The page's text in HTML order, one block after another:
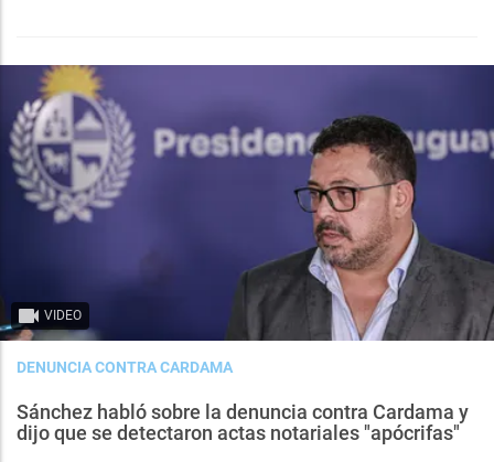
VIDEO
DENUNCIA CONTRA CARDAMA
Sánchez habló sobre la denuncia contra Cardama y
dijo que se detectaron actas notariales "apócrifas"